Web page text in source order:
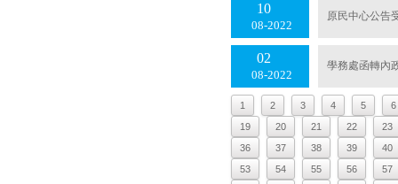
08 2022
10 原民中心公告
08 2022
02 學務處函轉內
1 2 3 4 5
6
19
20 21 22
23
36
37 38 39
40
53
54 55 56
57